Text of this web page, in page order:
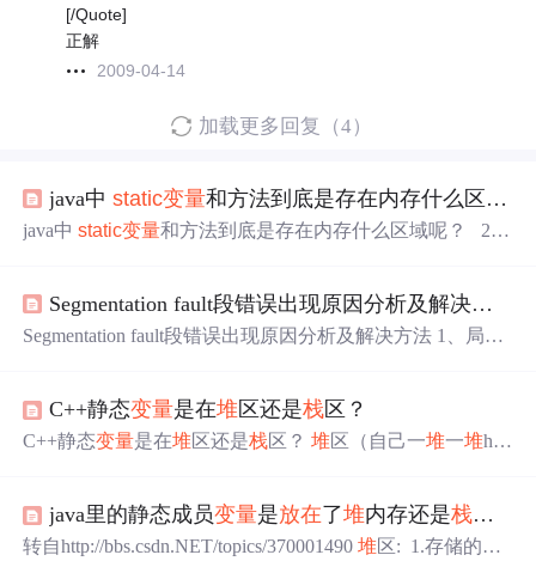
[/Quote]
正解
2009-04-14
加载更多回复（4）
java中static变量和方法到底是存在内存什么区域呢？
java中static变量和方法到底是存在内存什么区域呢？ 201
存什么区域呢？ 由于好久没有复习j2se(或许以前学习的不
够到位)我居然也回答不上来，后来查了下相关的资料，原
Segmentation fault段错误出现原因分析及解决方法笔记
Segmentation fault段错误出现原因分析及解决方法 1、局部
考虑静态区和堆区，例如：1）定义为全局
为static变量 、3）使用malloc动态分配 ...
C++静态变量是在堆 区还是栈区？
C++静态变量是在堆区还是栈区？堆区（自己一堆一堆hea
java里的静态成员变量是放在了堆内存还是栈内存
转自http://bbs.csdn.NET/topics/370001490堆区: 1.存储的全